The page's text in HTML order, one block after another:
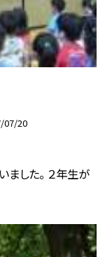
07/20
した。 ２年生が